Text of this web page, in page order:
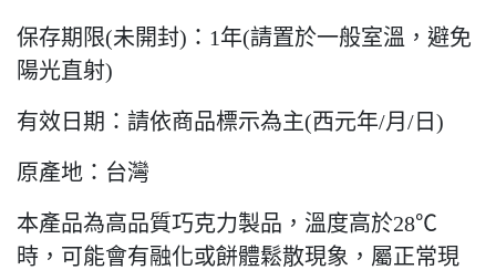
保存期限(未開封)：1年(請置於一般室溫，避免
陽光直射)
有效日期：請依商品標示為主(西元年/月/日)
原產地：台灣
本產品為高品質巧克力製品，溫度高於28℃
時，可能會有融化或餅體鬆散現象，屬正常現